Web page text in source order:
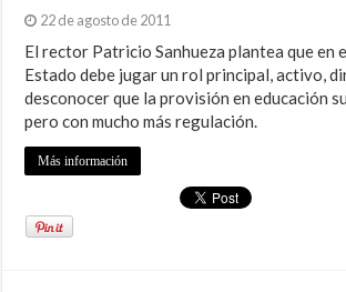
22 de agosto de 2011
El rector Patricio Sanhueza plantea que en
Estado debe jugar un rol principal, activo,
desconocer que la provisión en educación
pero con mucho más regulación.
Más información